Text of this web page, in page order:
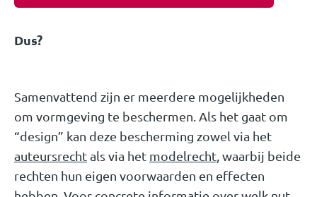
Dus?
Samenvattend zijn er meerdere mogelijkheden
om vormgeving te beschermen. Als het gaat om
“design” kan deze bescherming zowel via het
auteursrechtals via het modelrecht , waarbij beide
rechten hun eigen voorwaarden en effecten